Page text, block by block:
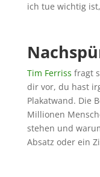
ich tue wichtig
Tim Ferriss fragt
dir vor, du hast
Plakatwand. Die
Millionen
stehen und
Absatz oder ein